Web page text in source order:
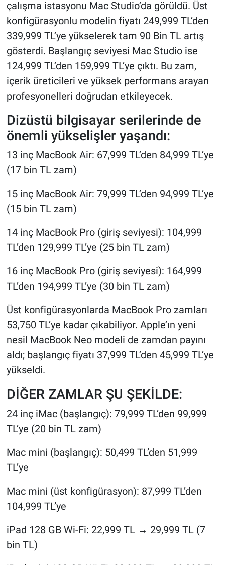
çalışma istasyonu Mac Studio’da görüldü. Üst
konfigürasyonlu modelin fiyatı 249,999 TL’den
339,999 TL’ye yükselerek tam 90 Bin TL artış
gösterdi. Başlangıç seviyesi Mac Studio ise
124,999 TL’den 159,999 TL’ye çıktı. Bu zam,
içerik üreticileri ve yüksek performans arayan
profesyonelleri doğrudan etkileyecek.
Dizüstü bilgisayar serilerinde de
önemli yükselişler yaşandı:
13 inç MacBook Air: 67,999 TL’den 84,999 TL’ye
(17 bin TL zam)
15 inç MacBook Air: 79,999 TL’den 94,999 TL’ye
(15 bin TL zam)
14 inç MacBook Pro (giriş seviyesi): 104,999
TL’den 129,999 TL’ye (25 bin TL zam)
16 inç MacBook Pro (giriş seviyesi): 164,999
TL’den 194,999 TL’ye (30 bin TL zam)
Üst konfigürasyonlarda MacBook Pro zamları
53,750 TL’ye kadar çıkabiliyor. Apple’ın yeni
nesil MacBook Neo modeli de zamdan payını
aldı; başlangıç fiyatı 37,999 TL’den 45,999 TL’ye
yükseldi.
DİĞER ZAMLAR ŞU ŞEKİLDE:
24 inç iMac (başlangıç): 79,999 TL’den 99,999
TL’ye (20 bin TL zam)
Mac mini (başlangıç): 50,499 TL’den 51,999
TL’ye
Mac mini (üst konfigürasyon): 87,999 TL’den
104,999 TL’ye
iPad 128 GB Wi-Fi: 22,999 TL → 29,999 TL (7
bin TL)